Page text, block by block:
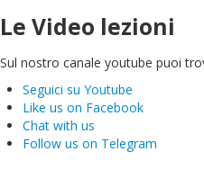
Le Video lezioni
Sul nostro canale youtube puoi
Seguici su Youtube
Like us on Facebook
Chat with us
Follow us on Telegram